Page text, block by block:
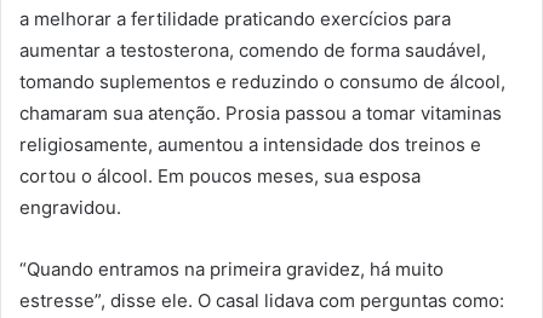
a melhorar a fertilidade praticando exercícios para
aumentar a testosterona, comendo de forma saudável,
tomando suplementos e reduzindo o consumo de álcool,
chamaram sua atenção. Prosia passou a tomar vitaminas
religiosamente, aumentou a intensidade dos treinos e
cortou o álcool. Em poucos meses, sua esposa
engravidou.
“Quando entramos na primeira gravidez, há muito
estresse”, disse ele. O casal lidava com perguntas como: